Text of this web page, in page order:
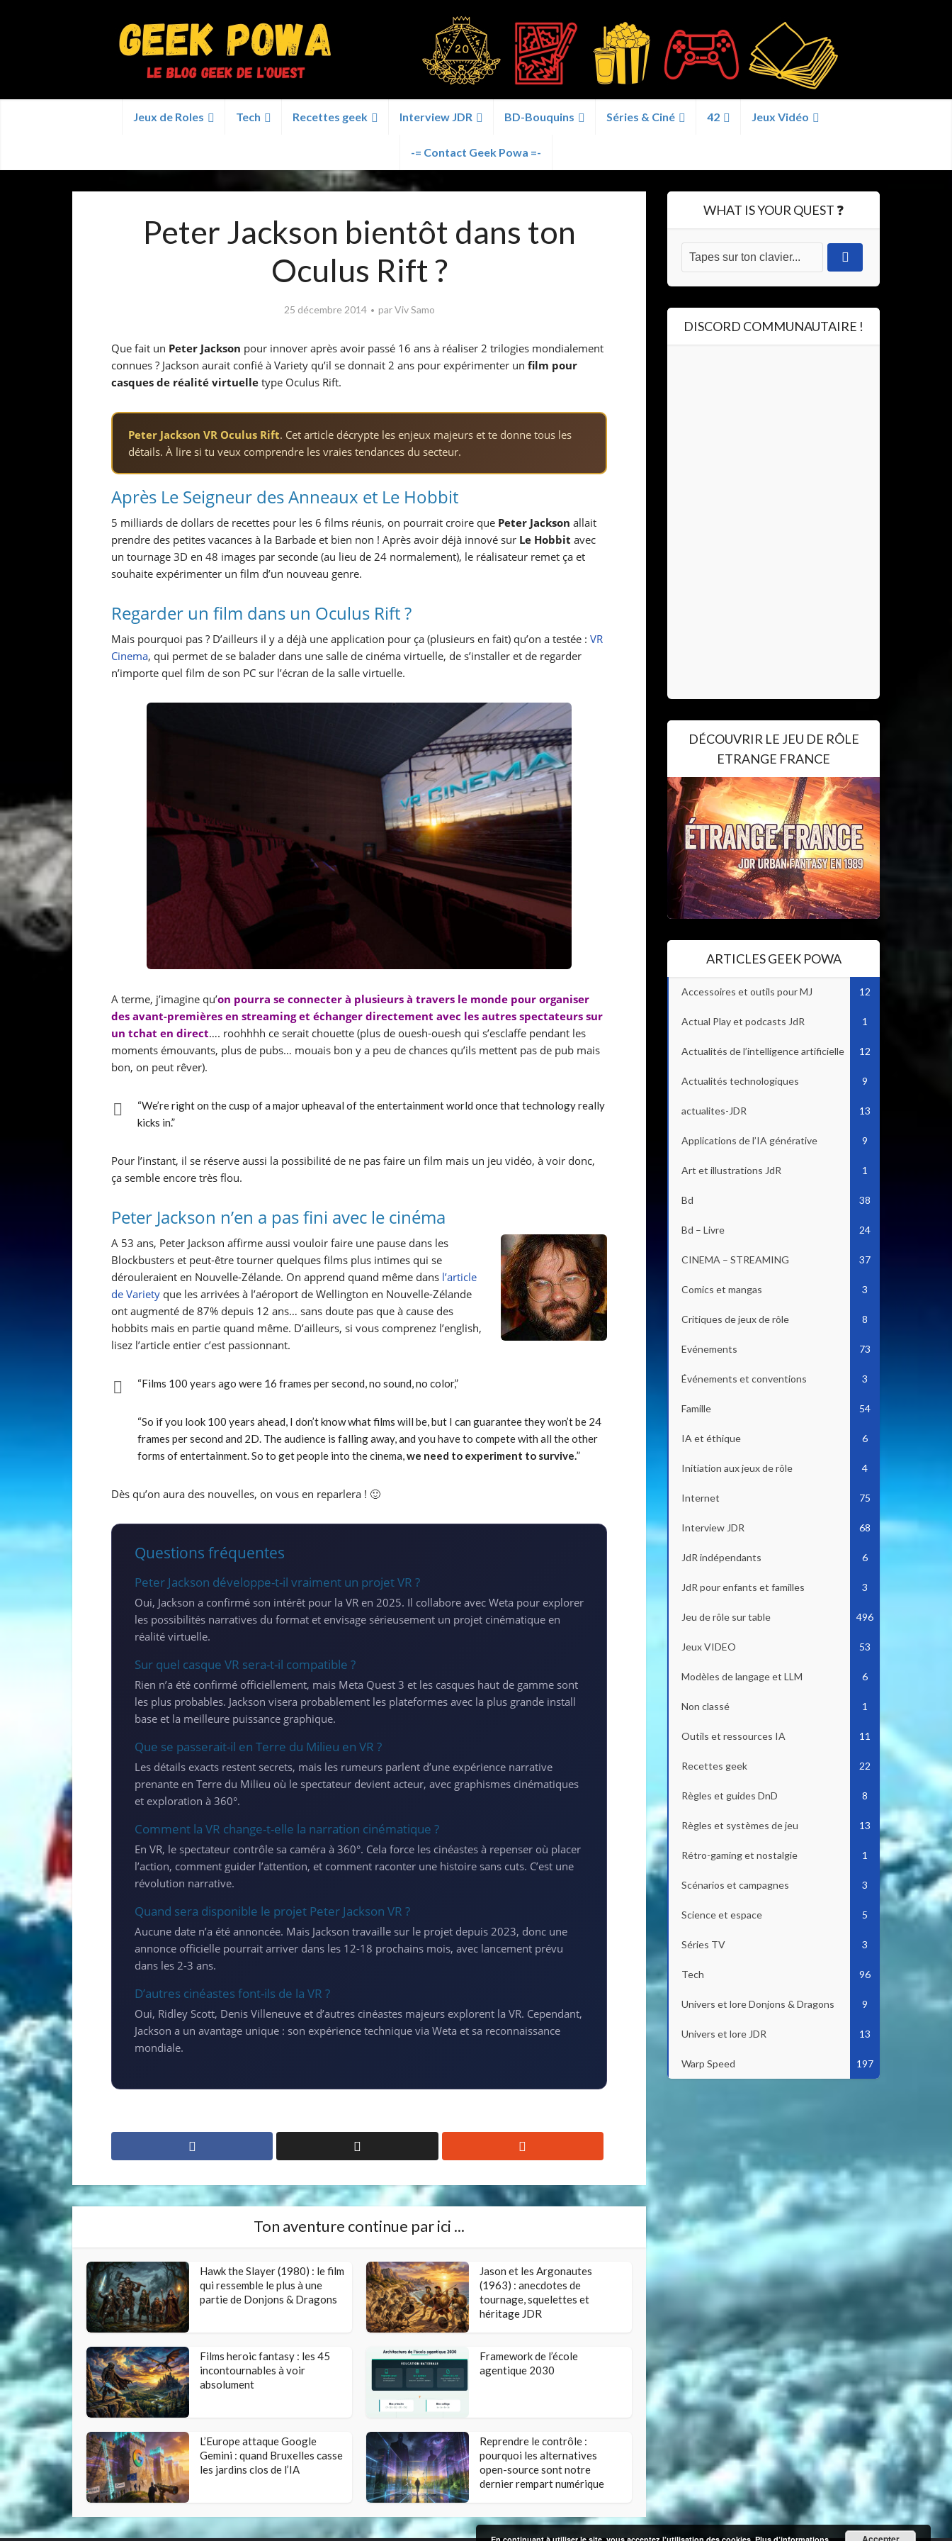
Jeux de Roles Tech Recettes geek Interview JDR BD-Bouquins Séries & Ciné 42 Jeux Vidéo
-= Contact Geek Powa =-
Peter Jackson bientôt dans ton
Oculus Rift ?
25 décembre 2014 parViv Samo
Que fait un Peter Jackson pour innover après avoir passé 16 ans à réaliser 2 trilogies mondialement
connues ? Jackson aurait confié à Variety qu’il se donnait 2 ans pour expérimenter un film pour
casques de réalité virtuelle type Oculus Rift.
Peter Jackson VR Oculus Rift. Cet article décrypte les enjeux majeurs et te donne tous les
détails. À lire si tu veux comprendre les vraies tendances du secteur.
Après Le Seigneur des Anneaux et Le Hobbit
5 milliards de dollars de recettes pour les 6 films réunis, on pourrait croire que Peter Jackson allait
prendre des petites vacances à la Barbade et bien non ! Après avoir déjà innové sur Le Hobbit avec
un tournage 3D en 48 images par seconde (au lieu de 24 normalement), le réalisateur remet ça et
souhaite expérimenter un film d’un nouveau genre.
Regarder un film dans un Oculus Rift ?
Mais pourquoi pas ? D’ailleurs il y a déjà une application pour ça (plusieurs en fait) qu’on a testée : VR
Cinema, qui permet de se balader dans une salle de cinéma virtuelle, de s’installer et de regarder
n’importe quel film de son PC sur l’écran de la salle virtuelle.
A terme, j’imagine qu’on pourra se connecter à plusieurs à travers le monde pour organiser
des avant-premières en streaming et échanger directement avec les autres spectateurs sur
un tchat en direct…. roohhhh ce serait chouette (plus de ouesh-ouesh qui s’esclaffe pendant les
moments émouvants, plus de pubs… mouais bon y a peu de chances qu’ils mettent pas de pub mais
bon, on peut rêver).
“We’re right on the cusp of a major upheaval of the entertainment world once that technology really
kicks in.”
Pour l’instant, il se réserve aussi la possibilité de ne pas faire un film mais un jeu vidéo, à voir donc,
ça semble encore très flou.
Peter Jackson n’en a pas fini avec le cinéma
A 53 ans, Peter Jackson affirme aussi vouloir faire une pause dans les
Blockbusters et peut-être tourner quelques films plus intimes qui se
dérouleraient en Nouvelle-Zélande. On apprend quand même dans l’article
de Variety que les arrivées à l’aéroport de Wellington en Nouvelle-Zélande
ont augmenté de 87% depuis 12 ans… sans doute pas que à cause des
hobbits mais en partie quand même. D’ailleurs, si vous comprenez l’english,
lisez l’article entier c’est passionnant.
“Films 100 years ago were 16 frames per second, no sound, no color,”
“So if you look 100 years ahead, I don’t know what films will be, but I can guarantee they won’t be 24
frames per second and 2D. The audience is falling away, and you have to compete with all the other
forms of entertainment. So to get people into the cinema,we need to experiment to survive.”
Dès qu’on aura des nouvelles, on vous en reparlera ! 🙂
Questions fréquentes
Peter Jackson développe-t-il vraiment un projet VR ?
Oui, Jackson a confirmé son intérêt pour la VR en 2025. Il collabore avec Weta pour explorer
les possibilités narratives du format et envisage sérieusement un projet cinématique en
réalité virtuelle.
Sur quel casque VR sera-t-il compatible ?
Rien n’a été confirmé officiellement, mais Meta Quest 3 et les casques haut de gamme sont
les plus probables. Jackson visera probablement les plateformes avec la plus grande install
base et la meilleure puissance graphique.
Que se passerait-il en Terre du Milieu en VR ?
Les détails exacts restent secrets, mais les rumeurs parlent d’une expérience narrative
prenante en Terre du Milieu où le spectateur devient acteur, avec graphismes cinématiques
et exploration à 360°.
Comment la VR change-t-elle la narration cinématique ?
En VR, le spectateur contrôle sa caméra à 360°. Cela force les cinéastes à repenser où placer
l’action, comment guider l’attention, et comment raconter une histoire sans cuts. C’est une
révolution narrative.
Quand sera disponible le projet Peter Jackson VR ?
Aucune date n’a été annoncée. Mais Jackson travaille sur le projet depuis 2023, donc une
annonce officielle pourrait arriver dans les 12-18 prochains mois, avec lancement prévu
dans les 2-3 ans.
D’autres cinéastes font-ils de la VR ?
Oui, Ridley Scott, Denis Villeneuve et d’autres cinéastes majeurs explorent la VR. Cependant,
Jackson a un avantage unique : son expérience technique via Weta et sa reconnaissance
mondiale.
Ton aventure continue par ici ...
Hawk the Slayer (1980) : le film
qui ressemble le plus à une
partie de Donjons & Dragons
Jason et les Argonautes
(1963) : anecdotes de
tournage, squelettes et
héritage JDR
Films heroic fantasy : les 45
incontournables à voir
absolument
Framework de l’école
agentique 2030
L’Europe attaque Google
Gemini : quand Bruxelles casse
les jardins clos de l’IA
Reprendre le contrôle :
pourquoi les alternatives
open-source sont notre
dernier rempart numérique
WHAT IS YOUR QUEST ❓
DISCORD COMMUNAUTAIRE !
DÉCOUVRIR LE JEU DE RÔLE
ETRANGE FRANCE
ARTICLES GEEK POWA
Accessoires et outils pour MJ 12
Actual Play et podcasts JdR 1
Actualités de l’intelligence artificielle 12
Actualités technologiques 9
actualites-JDR 13
Applications de l’IA générative 9
Art et illustrations JdR 1
Bd 38
Bd – Livre 24
CINEMA – STREAMING 37
Comics et mangas 3
Critiques de jeux de rôle 8
Evénements 73
Événements et conventions 3
Famille 54
IA et éthique 6
Initiation aux jeux de rôle 4
Internet 75
Interview JDR 68
JdR indépendants 6
JdR pour enfants et familles 3
Jeu de rôle sur table 496
Jeux VIDEO 53
Modèles de langage et LLM 6
Non classé 1
Outils et ressources IA 11
Recettes geek 22
Règles et guides DnD 8
Règles et systèmes de jeu 13
Rétro-gaming et nostalgie 1
Scénarios et campagnes 3
Science et espace 5
Séries TV 3
Tech 96
Univers et lore Donjons & Dragons 9
Univers et lore JDR 13
Warp Speed 197